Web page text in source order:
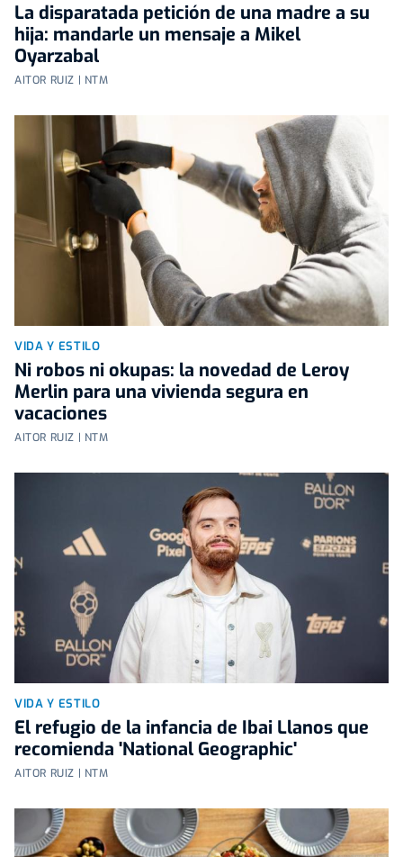
La disparatada petición de una madre a su
hija: mandarle un mensaje a Mikel
Oyarzabal
AITOR RUIZ | NTM
VIDA Y ESTILO
Ni robos ni okupas: la novedad de Leroy
Merlin para una vivienda segura en
vacaciones
AITOR RUIZ | NTM
VIDA Y ESTILO
El refugio de la infancia de Ibai Llanos que
recomienda 'National Geographic'
AITOR RUIZ | NTM